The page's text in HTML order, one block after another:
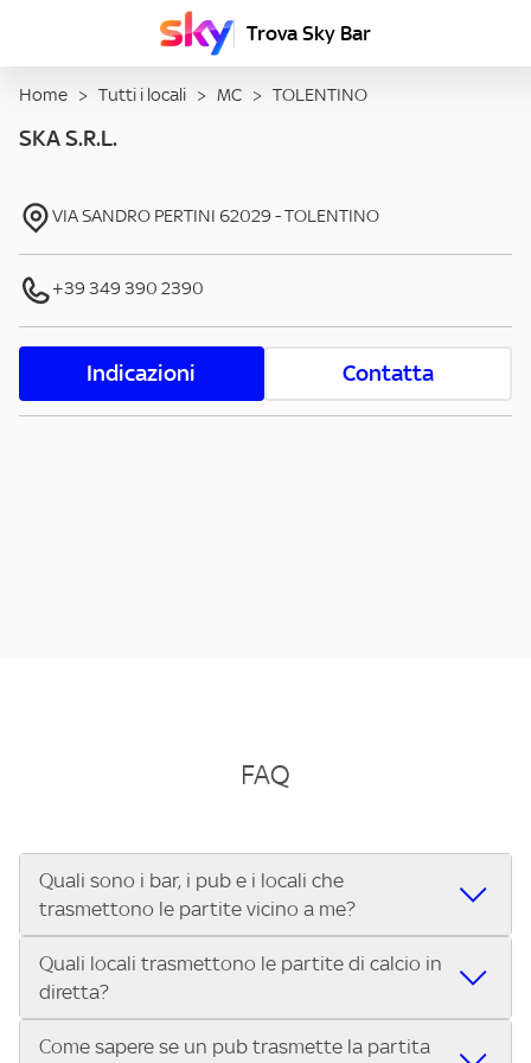
Trova Sky Bar
Home > Tutti i locali > MC > TOLENTINO
SKA S.R.L.
VIA SANDRO PERTINI 62029 -TOLENTINO
+39 349 390 2390
Indicazioni Contatta
FAQ
Quali sono i bar, i pub e i locali che
trasmettono le partite vicino a me?
Se cerchi un bar, pub, ristorante o locale vicino a te per
vedere le partite di Serie A ENILIVE, la Serie C Sky Wifi, la
UEFA Champions League, la UEFA Europa League, la UEFA
Conference League, il Tennis, la Formula 1®, la MotoGP™ e
Quali locali trasmettono le partite di calcio in
diretta?
Vuoi sapere quali bar, pub o ristoranti mostrano le partite
Come sapere se un pub trasmette la partita